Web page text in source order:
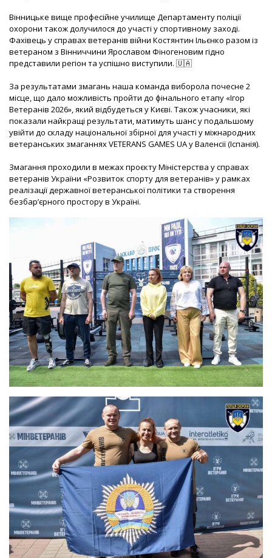
Вінницьке вище професійне училище Департаменту поліції
охорони також долучилося до участі у спортивному заході.
Фахівець у справах ветеранів війни Костянтин Ільєнко разом із
ветераном з Вінниччини Ярославом Фіногеновим гідно
представили регіон та успішно виступили. 🇺🇦
За результатами змагань наша команда виборола почесне 2
місце, що дало можливість пройти до фінального етапу «Ігор
Ветеранів 2026», який відбудеться у Києві. Також учасники, які
показали найкращі результати, матимуть шанс у подальшому
увійти до складу національної збірної для участі у міжнародних
ветеранських змаганнях VETERANS GAMES UA у Валенсії (Іспанія).
Змагання проходили в межах проєкту Міністерства у справах
ветеранів України «Розвиток спорту для ветеранів» у рамках
реалізації державної ветеранської політики та створення
безбар’єрного простору в Україні.